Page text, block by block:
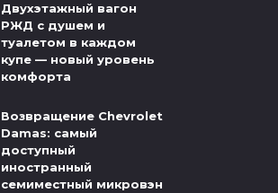
Двухэтажный вагон
РЖД с душем и
туалетом в каждом
купе — новый уровень
комфорта
Возвращение Chevrolet
Damas: самый
доступный
иностранный
семиместный микровэн